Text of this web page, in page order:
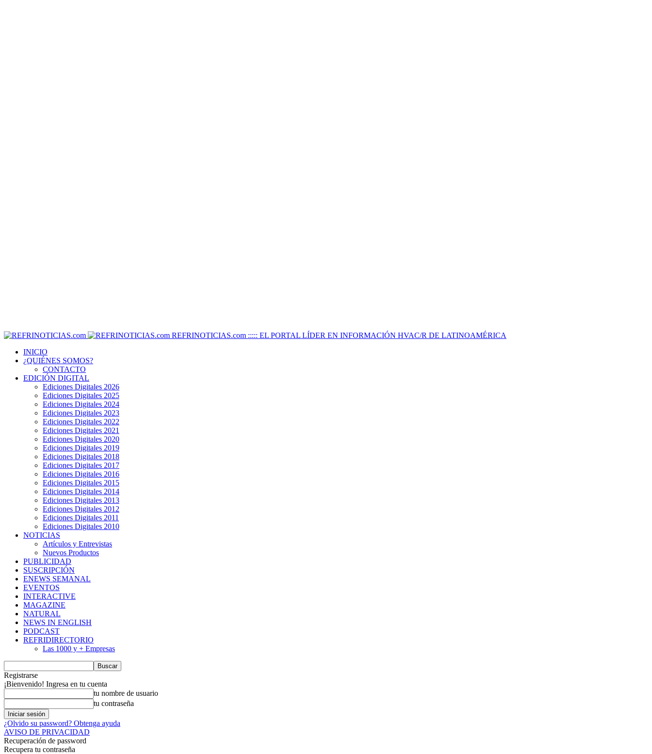
REFRINOTICIAS.com ::::: EL PORTAL LÍDER EN INFORMACIÓN HVAC/R DE LATINOAMÉRICA
INICIO
¿QUIÉNES SOMOS?
CONTACTO
EDICIÓN DIGITAL
Ediciones Digitales 2026
Ediciones Digitales 2025
Ediciones Digitales 2024
Ediciones Digitales 2023
Ediciones Digitales 2022
Ediciones Digitales 2021
Ediciones Digitales 2020
Ediciones Digitales 2019
Ediciones Digitales 2018
Ediciones Digitales 2017
Ediciones Digitales 2016
Ediciones Digitales 2015
Ediciones Digitales 2014
Ediciones Digitales 2013
Ediciones Digitales 2012
Ediciones Digitales 2011
Ediciones Digitales 2010
NOTICIAS
Artículos y Entrevistas
Nuevos Productos
PUBLICIDAD
SUSCRIPCIÓN
ENEWS SEMANAL
EVENTOS
INTERACTIVE
MAGAZINE
NATURAL
NEWS IN ENGLISH
PODCAST
REFRIDIRECTORIO
Las 1000 y + Empresas
Registrarse
¡Bienvenido! Ingresa en tu cuenta
tu nombre de usuario
tu contraseña
¿Olvido su password? Obtenga ayuda
AVISO DE PRIVACIDAD
Recuperación de password
Recupera tu contraseña